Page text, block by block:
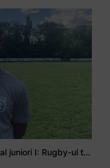
Mohamed Salhi, vicecampion național juniori I: Rugby-ul te învață să accepți și înfrângerile